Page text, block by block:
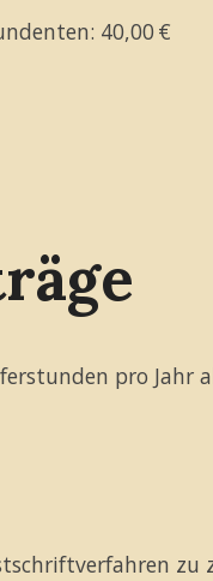
40,00 €
pro Jahr
zu